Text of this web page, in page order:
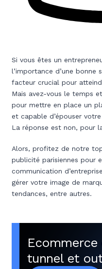
Si vous êtes un
l’importance d’une bonne
facteur crucial pour
Mais avez-vous le temps
pour mettre en place un
et capable d’épouser
La réponse est non, pour
Alors, profitez de notre
publicité parisiennes pour
communication
gérer votre image de
tendances, entre autres.
tunnel et